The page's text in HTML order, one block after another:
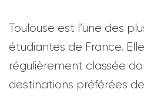
Toulouse est l’une des
étudiantes de France.
régulièrement classée
destinations préférées